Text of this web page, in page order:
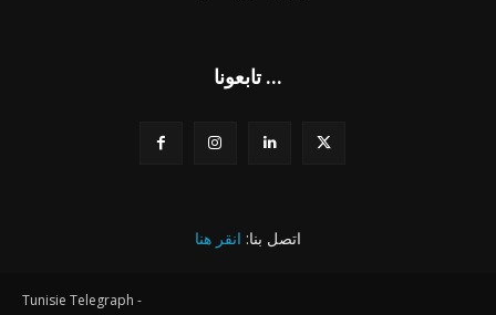
تابعونا ...
اتصل بنا: انقر هنا
Tunisie Telegraph -